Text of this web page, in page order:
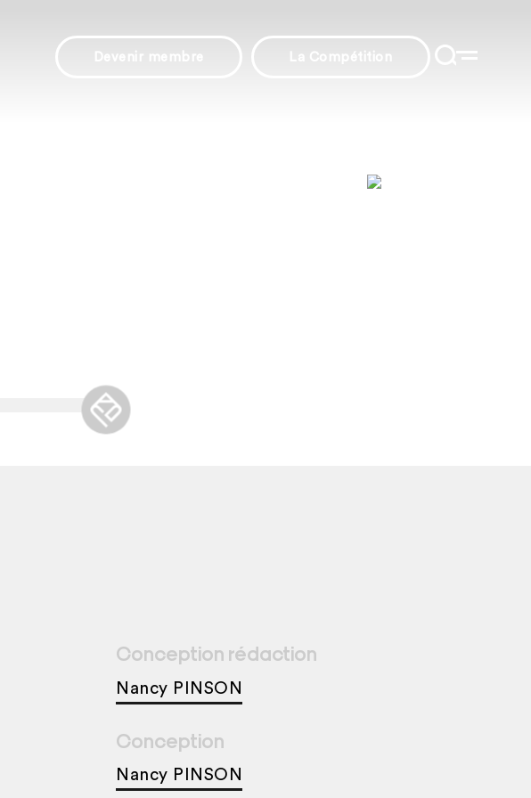
Devenir membre La Compétition
Conception rédaction
Nancy PINSON
Conception
Nancy PINSON